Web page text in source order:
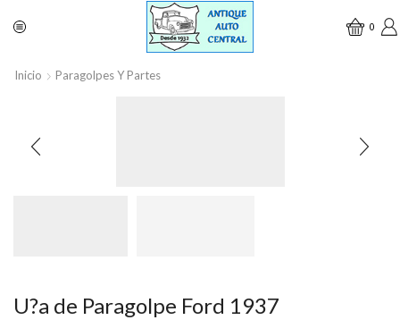
0
Inicio Paragolpes Y Partes
U?a de Paragolpe Ford 1937